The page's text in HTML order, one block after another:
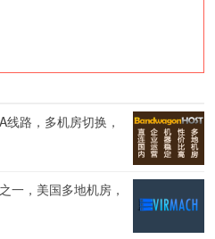
路，多机房切换，
一，美国多地机房，